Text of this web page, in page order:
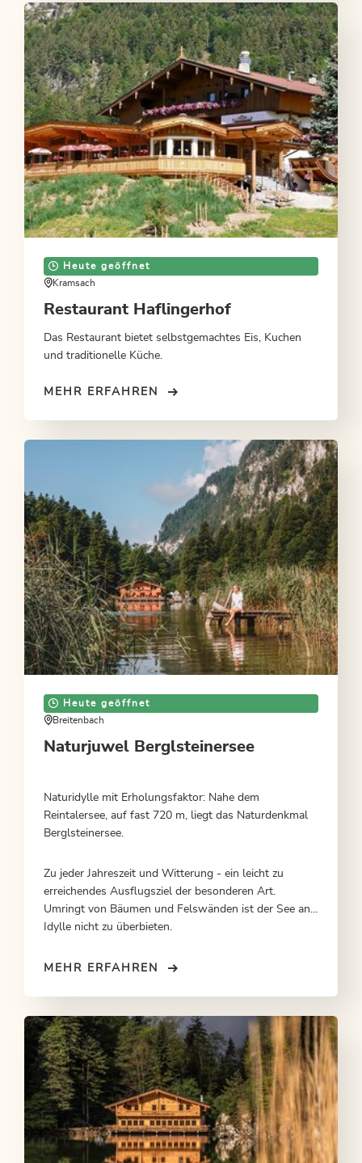
Heute geöffnet
Kramsach
Restaurant Haflingerhof
Das Restaurant bietet selbstgemachtes Eis, Kuchen
und traditionelle Küche.
MEHR ERFAHREN
Heute geöffnet
Breitenbach
Naturjuwel Berglsteinersee
Naturidylle mit Erholungsfaktor: Nahe dem
Reintalersee, auf fast 720 m, liegt das Naturdenkmal
Berglsteinersee.
Zu jeder Jahreszeit und Witterung - ein leicht zu
erreichendes Ausflugsziel der besonderen Art.
Umringt von Bäumen und Felswänden ist der See an
Idylle nicht zu überbieten.
MEHR ERFAHREN